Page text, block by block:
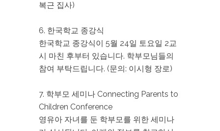
복근 집사)
6. 한국학교 종강식
한국학교 종강식이 5월 24일 토요일 2교
시 마친 후부터 있습니다. 학부모님들의
참여 부탁드립니다. (문의: 이시형 장로)
7. 학부모 세미나 Connecting Parents to
Children Conference
영유아 자녀를 둔 학부모를 위한 세미나